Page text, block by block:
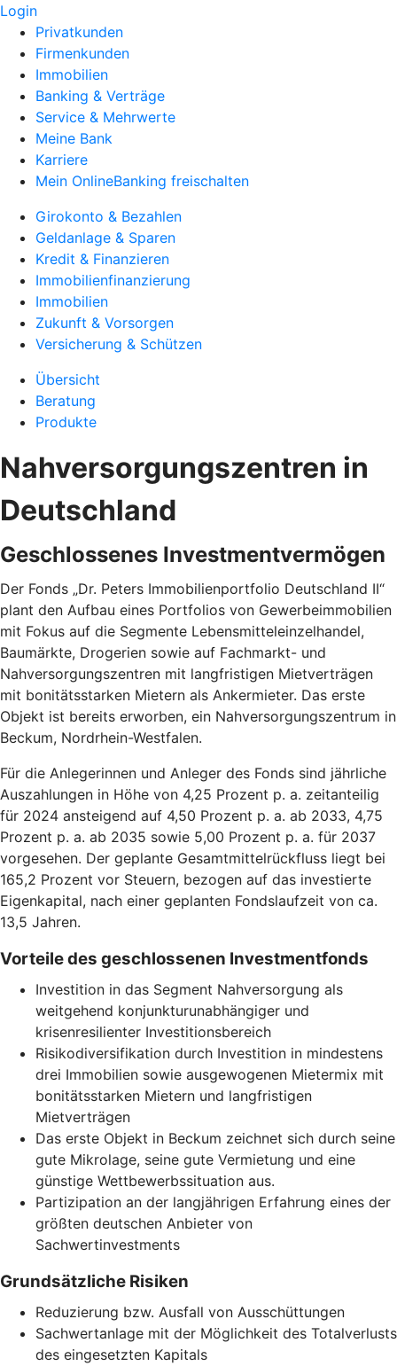
Login
Privatkunden
Firmenkunden
Immobilien
Banking & Verträge
Service & Mehrwerte
Meine Bank
Karriere
Mein OnlineBanking freischalten
Girokonto & Bezahlen
Geldanlage & Sparen
Kredit & Finanzieren
Immobilienfinanzierung
Immobilien
Zukunft & Vorsorgen
Versicherung & Schützen
Übersicht
Beratung
Produkte
Nahversorgungszentren in
Deutschland
Geschlossenes Investmentvermögen
Der Fonds „Dr. Peters Immobilienportfolio Deutschland II“
plant den Aufbau eines Portfolios von Gewerbeimmobilien
mit Fokus auf die Segmente Lebensmitteleinzelhandel,
Baumärkte, Drogerien sowie auf Fachmarkt- und
Nahversorgungszentren mit langfristigen Mietverträgen
mit bonitätsstarken Mietern als Ankermieter. Das erste
Objekt ist bereits erworben, ein Nahversorgungszentrum in
Beckum, Nordrhein-Westfalen.
Für die Anlegerinnen und Anleger des Fonds sind jährliche
Auszahlungen in Höhe von 4,25 Prozent p. a. zeitanteilig
für 2024 ansteigend auf 4,50 Prozent p. a. ab 2033, 4,75
Prozent p. a. ab 2035 sowie 5,00 Prozent p. a. für 2037
vorgesehen. Der geplante Gesamtmittelrückfluss liegt bei
165,2 Prozent vor Steuern, bezogen auf das investierte
Eigenkapital, nach einer geplanten Fondslaufzeit von ca.
13,5 Jahren.
Vorteile des geschlossenen Investmentfonds
Investition in das Segment Nahversorgung als
weitgehend konjunkturunabhängiger und
krisenresilienter Investitionsbereich
Risikodiversifikation durch Investition in mindestens
drei Immobilien sowie ausgewogenen Mietermix mit
bonitätsstarken Mietern und langfristigen
Mietverträgen
Das erste Objekt in Beckum zeichnet sich durch seine
gute Mikrolage, seine gute Vermietung und eine
günstige Wettbewerbssituation aus.
Partizipation an der langjährigen Erfahrung eines der
größten deutschen Anbieter von
Sachwertinvestments
Grundsätzliche Risiken
Reduzierung bzw. Ausfall von Ausschüttungen
Sachwertanlage mit der Möglichkeit des Totalverlusts
des eingesetzten Kapitals